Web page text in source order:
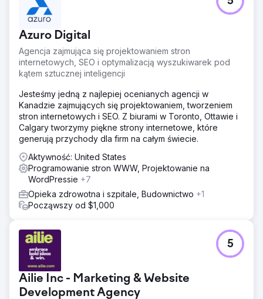
Azuro Digital
Agencja zajmująca się projektowaniem stron
internetowych, SEO i optymalizacją wyszukiwarek pod
kątem sztucznej inteligencji
Jesteśmy jedną z najlepiej ocenianych agencji w
Kanadzie zajmujących się projektowaniem, tworzeniem
stron internetowych i SEO. Z biurami w Toronto, Ottawie i
Calgary tworzymy piękne strony internetowe, które
generują przychody dla firm na całym świecie.
Aktywność: United States
Programowanie stron WWW, Projektowanie na
WordPressie +7
Opieka zdrowotna i szpitale, Budownictwo +1
Począwszy od $1,000
Ailie Inc - Marketing & Website
Development Agency
5